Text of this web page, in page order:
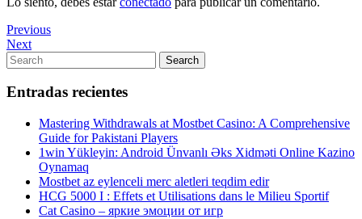
Navegación
de
entradas
Previous
Post
Previous
Next
Post
Next
Search
for:
Search
Entradas recientes
Mastering Withdrawals at Mostbet Casino: A Comprehensive
Guide for Pakistani Players
1win Yükleyin: Android Ünvanlı Əks Xidməti Online Kazino
Oynamaq
Mostbet az eylenceli merc aletleri teqdim edir
HCG 5000 I : Effets et Utilisations dans le Milieu Sportif
Cat Casino – яркие эмоции от игр